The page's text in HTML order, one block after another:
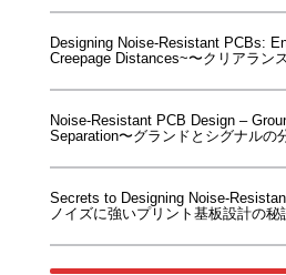
Designing Noise-Resistant PCBs:
Creepage Distances~〜クリアラン
Noise-Resistant PCB Design –
Separation〜グランドとシグナルの
Secrets to Designing Noise-
ノイズに強いプリント基板設計の秘